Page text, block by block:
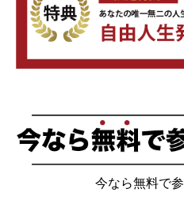
今なら無料で